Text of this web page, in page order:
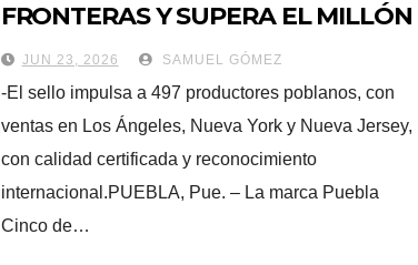
FRONTERAS Y SUPERA EL MILLÓN
DE DÓLARES EN EXPORTACIONES
JUN 23, 2026 SAMUEL GÓMEZ
-El sello impulsa a 497 productores poblanos, con
ventas en Los Ángeles, Nueva York y Nueva Jersey,
con calidad certificada y reconocimiento
internacional.PUEBLA, Pue. – La marca Puebla
Cinco de…